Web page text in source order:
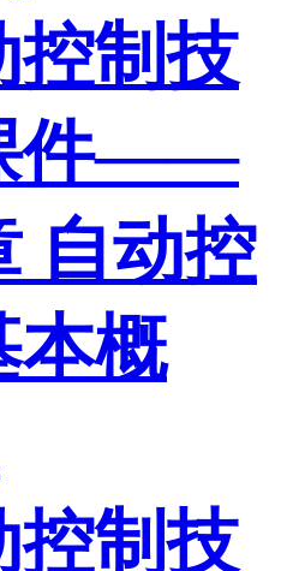
控制技
件——
自动控
本概
控制技